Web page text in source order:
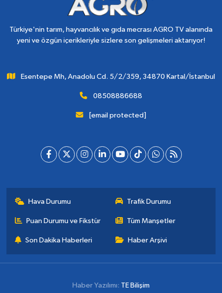
Türkiye'nin tarım, hayvancılık ve gıda mecrası AGRO TV alanında
yeni ve özgün içerikleriyle sizlere son gelişmeleri aktarıyor!
Esentepe Mh, Anadolu Cd. 5/2/359, 34870 Kartal/İstanbul
08508886688
[email protected]
Hava Durumu Trafik Durumu
Puan Durumu ve Fikstür Tüm Manşetler
Son Dakika Haberleri Haber Arşivi
Haber Yazılımı: TE Bilişim